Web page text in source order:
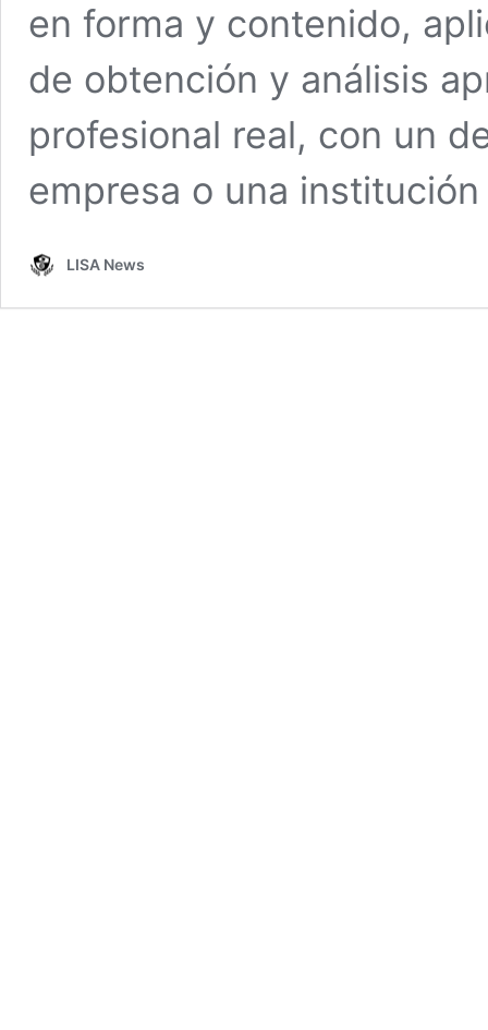
en forma y contenido,
de obtención y análisis
profesional real, con un
empresa o una
LISA News